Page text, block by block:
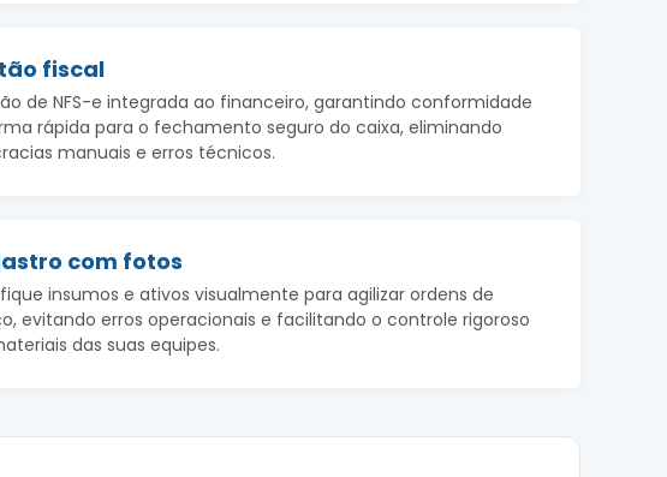
fiscal
de NFS-e integrada ao financeiro, garantindo conformidade
rápida para o fechamento seguro do caixa, eliminando
manuais e erros técnicos.
com fotos
insumos e ativos visualmente para agilizar ordens de
evitando erros operacionais e facilitando o controle rigoroso
das suas equipes.